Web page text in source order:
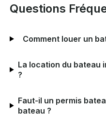
Questions
Comment louer un
La location du bateau
?
Faut-il un permis
bateau ?